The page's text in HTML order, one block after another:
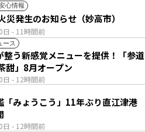
心情報
日 - 11時間前
災発生のお知らせ（妙高市）
ース
日 - 12時間前
整う新感覚メニューを提供！「参道
甜」8月オープン
日 - 12時間前
「みょうこう」11年ぶり直江津港